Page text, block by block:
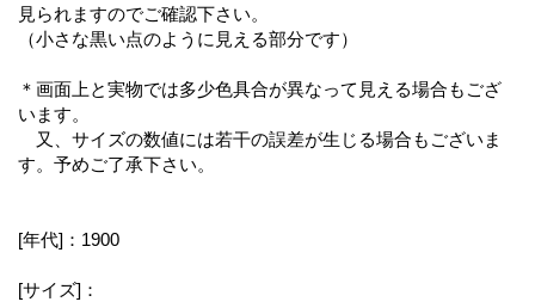
見られますのでご確認下さい。
（小さな黒い点のように見える部分です）
＊画面上と実物では多少色具合が異なって見える場合もござ
います。
又、サイズの数値には若干の誤差が生じる場合もございま
す。予めご了承下さい。
[年代]：1900
[サイズ]：